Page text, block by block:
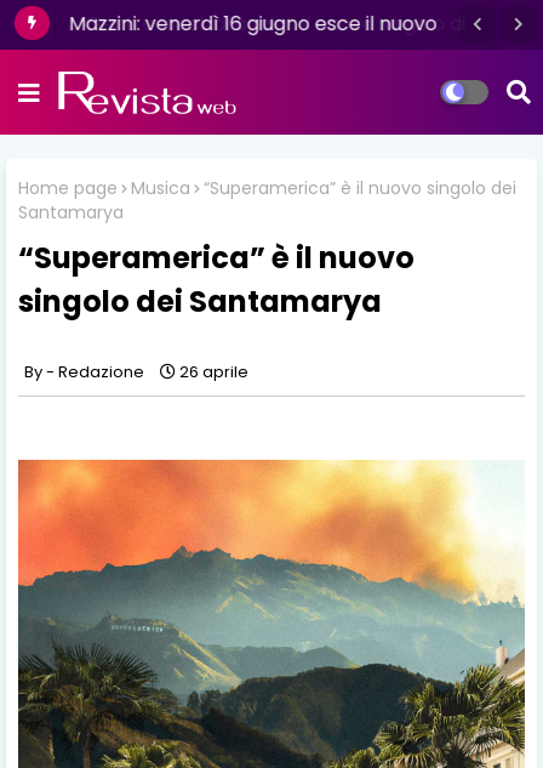
Mazzini: venerdì 16 giugno esce il nuovo
Home page Musica “Superamerica” è il nuovo singolo dei
Santamarya
“Superamerica” è il nuovo
singolo dei Santamarya
Redazione 26 aprile